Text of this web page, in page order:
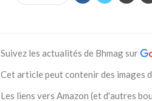
Suivez les actualités de Bhmag sur
Cet article peut contenir des images
Les liens vers Amazon (et d'autres